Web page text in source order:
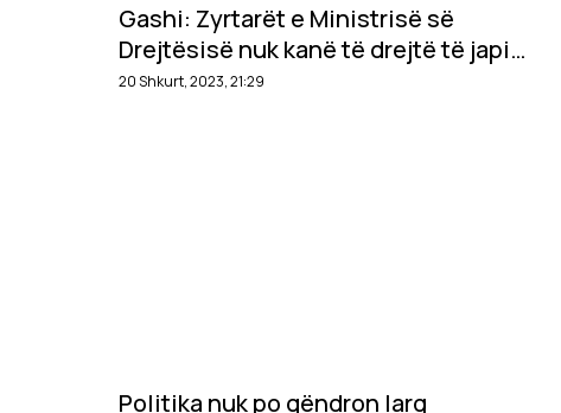
Gashi: Zyrtarët e Ministrisë së
Drejtësisë nuk kanë të drejtë të japin
verdikte gjyqësore nëpër televizione
20 Shkurt, 2023, 21:29
Politika nuk po qëndron larg